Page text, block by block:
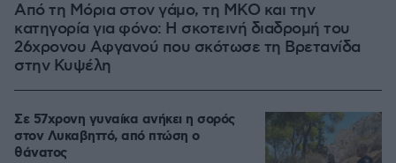
Από τη Μόρια στον γάμο, τη ΜΚΟ και την
κατηγορία για φόνο: Η σκοτεινή διαδρομή του
26χρονου Αφγανού που σκότωσε τη Βρετανίδα
στην Κυψέλη
Σε 57χρονη γυναίκα ανήκει η σορός
στον Λυκαβηττό, από πτώση ο
θάνατος